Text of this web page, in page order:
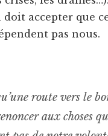
doit accepter que
pas nous.
route vers le
aux choses